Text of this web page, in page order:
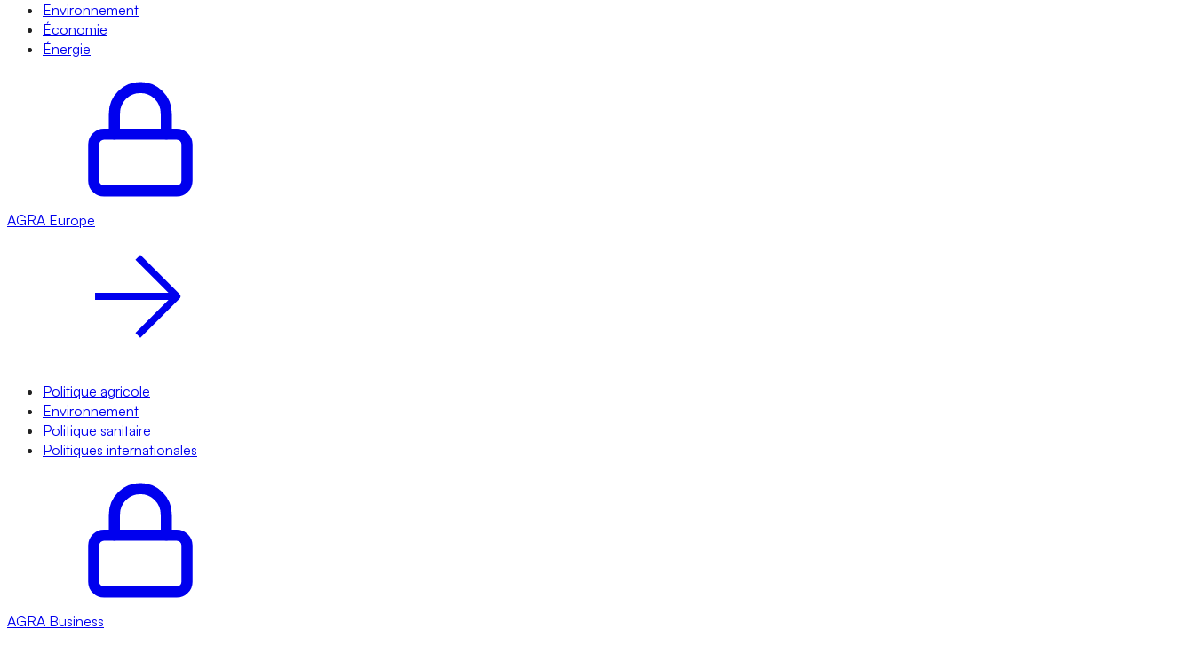
Environnement
Économie
Énergie
AGRA Europe
Politique agricole
Environnement
Politique sanitaire
Politiques internationales
AGRA Business